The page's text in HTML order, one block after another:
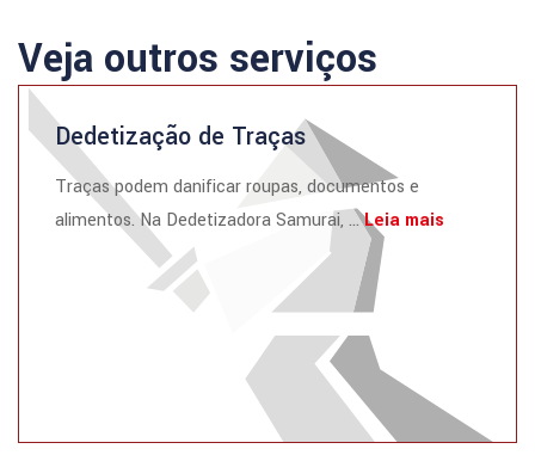
Veja outros serviços
Dedetização de Traças
Traças podem danificar roupas, documentos e
alimentos. Na Dedetizadora Samurai, ...Leia mais